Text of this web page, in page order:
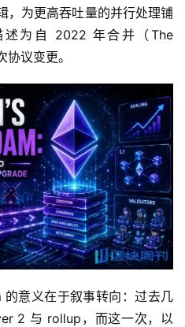
，为更高吞吐量的并行处理铺
为自 2022 年合并（The
议变更。
意义在于叙事转向：过去几
2 与 rollup，而这一次，以